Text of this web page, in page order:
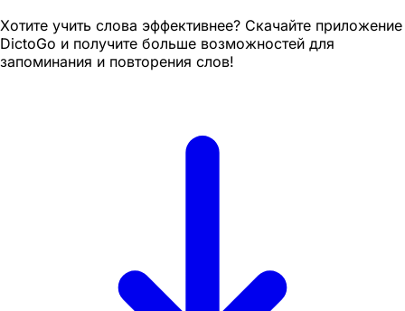
Хотите учить слова эффективнее? Скачайте приложение
DictoGo и получите больше возможностей для
запоминания и повторения слов!